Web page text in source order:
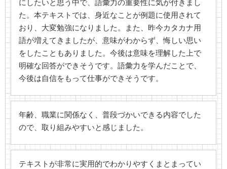
にしたいと思う中で、語彙力の重要性に気が付きまし
た。本テキストでは、身近なことが例題に使用されて
おり、大変勉強になりました。また、昨今カタカナ用
語が増えてきましたが、意味がわからず、悔しい思い
をしたこともありました。今後は意味を理解した上で
明確な回答ができそうです。語彙力を学んだことで、
今後は自信をもって仕事ができそうです。
年齢、職業に関係なく、普段づかいできる内容でした
ので、取り組みやすいと感じました。
テキストが非常に実用的でわかりやすくまとまってい